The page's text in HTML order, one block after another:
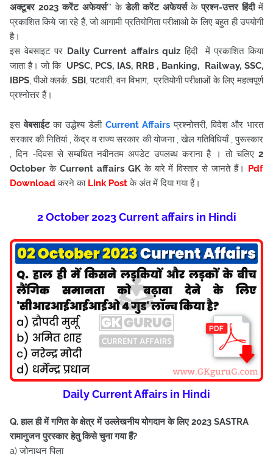
अक्टूबर 2023 करेंट अफेयर्स''के डेली करेंट अफेयर्सकेप्रश्न-उत्तर हिंदीमें
प्रकाशित किये जा रहे हैं, जो आगामी प्रतियोगिता परीक्षाओ के लिए बहुत ही उपयोगी
है।
इस वेबसाइट पर Daily Current affairs quiz हिंदी में प्रकाशित किया
जाता है। जो कि UPSC, PCS, IAS, RRB , Banking, Railway, SSC,
IBPS, पीओ क्लर्क, SBI, पटवारी, वन विभाग, प्रतियोगी परीक्षाओं के लिए महत्वपूर्ण
प्रश्नोत्तर हैं।
इसवेबसाईटका उद्धेश्य डेली Current Affairs प्रश्नोत्तरी, विदेश और भारत
सरकार की नितियां , केंद्र व राज्य सरकार की योजना , खेल गतिविधियाँ , पुरूस्कार
, दिन -दिवस से सम्बंधित नवीनतम अपडेट उपलब्ध कराना है । तो चलिए 2
October के Current affairsGK के बारे में विस्तार से जानते हैं। Pdf
Download करने का Link Postके अंत में दिया गया हैं।
2 October2023Current affairs in Hindi
Daily Current Affairs in Hindi
Q. हाल ही में गणित के क्षेत्र में उल्लेखनीय योगदान के लिए 2023 SASTRA
रामानुजन पुरस्कार हेतु किसे चुना गया हैं?
a) जोनाथन पिला